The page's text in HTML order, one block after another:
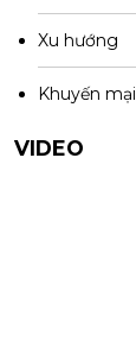
Xu hướng
Khuyến mại
VIDEO